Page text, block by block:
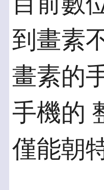
到畫素
畫素的
手機的
僅能朝